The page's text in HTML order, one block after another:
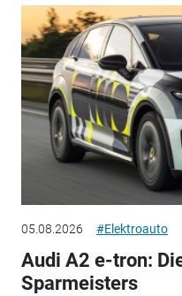
05.08.2026 #Elektroauto
Audi A2 e-tron:
Sparmeisters